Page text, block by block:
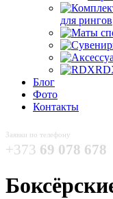
для рингов
Блог
Фото
Контакты
Заявки по телефону
+373 69 078 678